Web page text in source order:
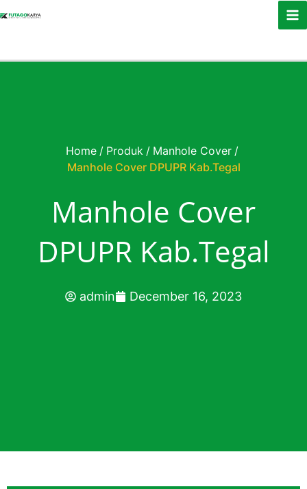
Home / Produk / Manhole Cover /
Manhole Cover DPUPR Kab.Tegal
Manhole Cover
DPUPR Kab.Tegal
admin December 16, 2023